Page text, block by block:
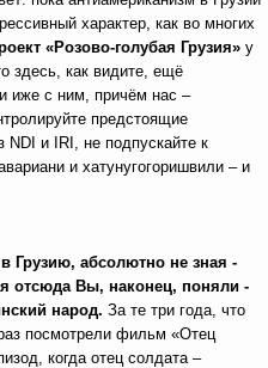
характер, как во многих
«Розово-голубая Грузия» у
здесь, как видите, ещё
иже с ним, причём нас –
предстоящие
NDI и IRI, не подпускайте к
и хатунугогоришвили – и
Грузию, абсолютно не зная -
отсюда Вы, наконец, поняли -
народ. За те три года, что
посмотрели фильм «Отец
когда отец солдата –